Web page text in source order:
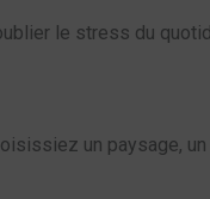
le stress du
un paysage, un